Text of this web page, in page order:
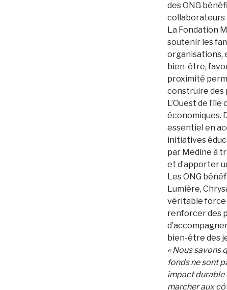
des ONG
collaborateurs
La Fondation
soutenir les
organisations,
bien-être,
proximité
construire des
L’Ouest de
économiques.
essentiel en
initiatives
par Medine à
et d’apporter
Les ONG
Lumière,
véritable force
renforcer des
bien-être des
« Nous savons
fonds ne sont
impact durable
marcher aux